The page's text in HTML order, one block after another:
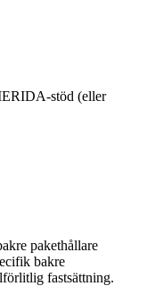
stöd (eller
pakethållare
bakre
fastsättning.